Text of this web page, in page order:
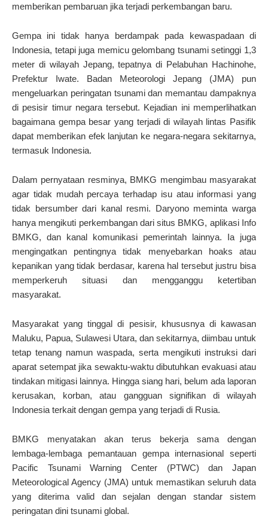
memberikan pembaruan jika terjadi perkembangan baru.
Gempa ini tidak hanya berdampak pada kewaspadaan di
Indonesia, tetapi juga memicu gelombang tsunami setinggi 1,3
meter di wilayah Jepang, tepatnya di Pelabuhan Hachinohe,
Prefektur Iwate. Badan Meteorologi Jepang (JMA) pun
mengeluarkan peringatan tsunami dan memantau dampaknya
di pesisir timur negara tersebut. Kejadian ini memperlihatkan
bagaimana gempa besar yang terjadi di wilayah lintas Pasifik
dapat memberikan efek lanjutan ke negara-negara sekitarnya,
termasuk Indonesia.
Dalam pernyataan resminya, BMKG mengimbau masyarakat
agar tidak mudah percaya terhadap isu atau informasi yang
tidak bersumber dari kanal resmi. Daryono meminta warga
hanya mengikuti perkembangan dari situs BMKG, aplikasi Info
BMKG, dan kanal komunikasi pemerintah lainnya. Ia juga
mengingatkan pentingnya tidak menyebarkan hoaks atau
kepanikan yang tidak berdasar, karena hal tersebut justru bisa
memperkeruh situasi dan mengganggu ketertiban
masyarakat.
Masyarakat yang tinggal di pesisir, khususnya di kawasan
Maluku, Papua, Sulawesi Utara, dan sekitarnya, diimbau untuk
tetap tenang namun waspada, serta mengikuti instruksi dari
aparat setempat jika sewaktu-waktu dibutuhkan evakuasi atau
tindakan mitigasi lainnya. Hingga siang hari, belum ada laporan
kerusakan, korban, atau gangguan signifikan di wilayah
Indonesia terkait dengan gempa yang terjadi di Rusia.
BMKG menyatakan akan terus bekerja sama dengan
lembaga-lembaga pemantauan gempa internasional seperti
Pacific Tsunami Warning Center (PTWC) dan Japan
Meteorological Agency (JMA) untuk memastikan seluruh data
yang diterima valid dan sejalan dengan standar sistem
peringatan dini tsunami global.